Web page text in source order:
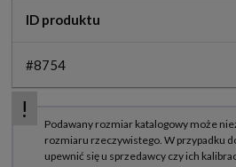
ID produktu
#8754